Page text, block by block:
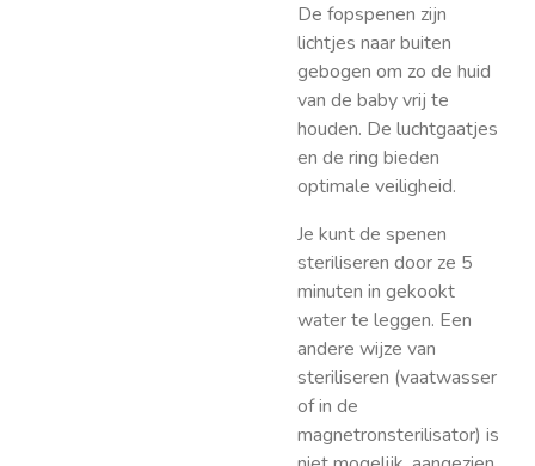
De fopspenen zijn
lichtjes naar buiten
gebogen om zo de huid
van de baby vrij te
houden. De luchtgaatjes
en de ring bieden
optimale veiligheid.
Je kunt de spenen
steriliseren door ze 5
minuten in gekookt
water te leggen. Een
andere wijze van
steriliseren (vaatwasser
of in de
magnetronsterilisator) is